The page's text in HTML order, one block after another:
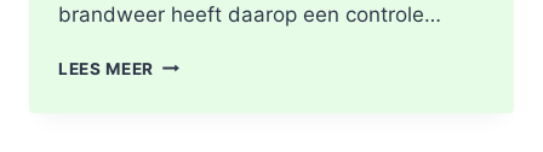
brandweer heeft daarop een controle…
LEES MEER SCOOTER